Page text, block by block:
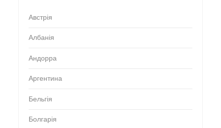
Австрія
Албанія
Андорра
Аргентина
Бельгія
Болгарія